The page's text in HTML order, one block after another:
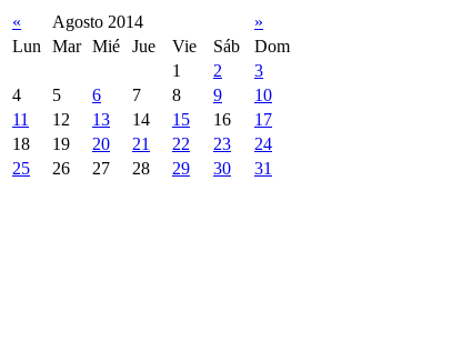
« Agosto 2014
»
Lun
Mar Mié Jue Vie Sáb
Dom
1
2
3
4
5 6 7 8 9
10
11
12 13 14 15 16
17
18
19 20 21 22 23
24
25
26 27 28 29 30 31